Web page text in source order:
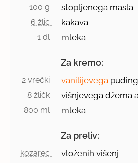
100 g stopljenega masla
6 žlic kakava
1 dl mleka
Za kremo:
2 vrečki vanilijevega
8 žličk višnjevega džema
800 ml mleka
Za preliv:
kozarec
vloženih višenj